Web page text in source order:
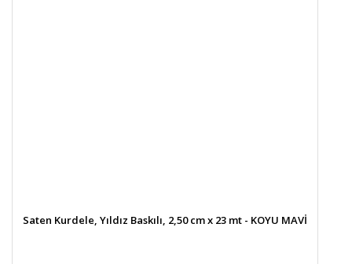
Saten Kurdele, Yıldız Baskılı, 2,50 cm x 23 mt - KOYU MAVİ